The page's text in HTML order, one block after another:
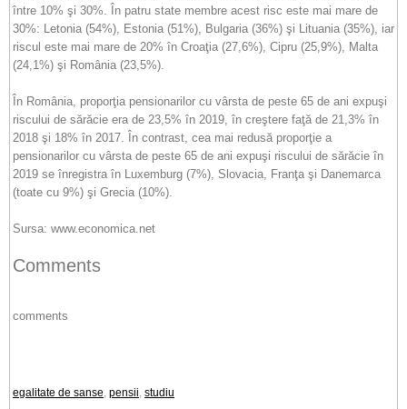
între 10% şi 30%. În patru state membre acest risc este mai mare de
30%: Letonia (54%), Estonia (51%), Bulgaria (36%) şi Lituania (35%), iar
riscul este mai mare de 20% în Croaţia (27,6%), Cipru (25,9%), Malta
(24,1%) şi România (23,5%).
În România, proporţia pensionarilor cu vârsta de peste 65 de ani expuşi
riscului de sărăcie era de 23,5% în 2019, în creştere faţă de 21,3% în
2018 şi 18% în 2017. În contrast, cea mai redusă proporţie a
pensionarilor cu vârsta de peste 65 de ani expuşi riscului de sărăcie în
2019 se înregistra în Luxemburg (7%), Slovacia, Franţa şi Danemarca
(toate cu 9%) şi Grecia (10%).
Sursa: www.economica.net
Comments
comments
egalitate de sanse, pensii, studiu